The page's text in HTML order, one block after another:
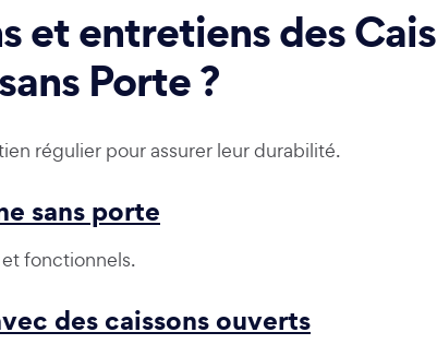
et entretiens des
sans Porte ?
régulier pour assurer leur durabilité.
sans porte
fonctionnels.
des caissons ouverts